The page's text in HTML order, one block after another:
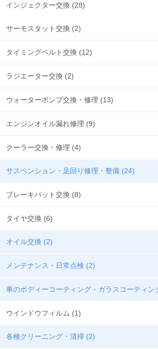
インジェクター交換 (28)
サーモスタット交換 (2)
タイミングベルト交換 (12)
ラジエーター交換 (2)
ウォーターポンプ交換・修理 (13)
エンジンオイル漏れ修理 (9)
クーラー交換・修理 (4)
サスペンション・足回り修理・整備 (24)
ブレーキパット交換 (8)
タイヤ交換 (6)
オイル交換 (2)
メンテナンス・日常点検 (2)
車のボディーコーティング・ガラスコーティン
ウインドウフィルム (1)
各種クリーニング・清掃 (2)